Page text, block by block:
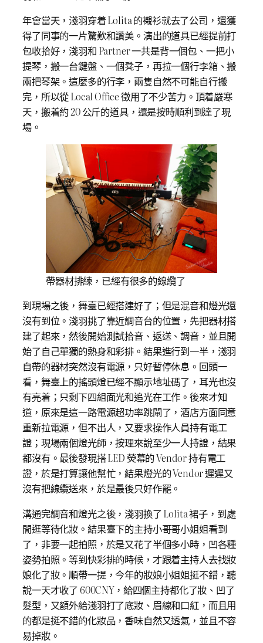
年會當天，淺羽穿着 Lolita 的襯衫就去了公司，還獲
得了同事的一片驚歎和讚美。演出的道具已經提前打
包收拾好，淺羽和 Partner 一共是背一個包、一把小
提琴，搬一台鍵盤、一個凳子，再拉一個行李箱、搬
兩把琴架。這麼多的行李，兩隻自然不可能自行搬
完，所以從 Local Office 徵用了不少苦力。頂着嚴寒
天，搬着約 20 公斤的道具，還是按時順利到達了現
場。
帶器材排練，已經有很多的線纜了
到現場之後，舞臺已經搭建好了；但是混音和燈光還
沒有到位。淺羽挑了靠近調音台的位置，先把器材搭
建了起來，然後開始測試拾音、返送、調音，並且開
始了自己單獨的熱身和彩排。結果進行到一半，淺羽
自帶的器材突然沒有電源，只好暫停休息。回頭一
看，舞臺上的搖頭燈已經不顯示地址碼了，耳光也沒
有亮着；只剩下四組面光和追光在工作。後來才知
道，原來是這一路電源超功率跳閘了，酒店方面同意
重新拉電源，但不出人，又要求操作人員持有電工
證；現場兩個燈光師，按理來說至少一人持證，結果
都沒有。最後發現搭 LED 熒幕的 Vendor 持有電工
證，於是打算讓他幫忙，結果燈光的 Vendor 遲遲又
沒有把線纜送來，於是最後只好作罷。
溝通完調音和燈光之後，淺羽換了 Lolita 裙子，到處
閒逛等待化妝。結果臺下的主持小哥哥小姐姐看到
了，非要一起拍照，於是又花了半個多小時，凹各種
姿勢拍照。等到快彩排的時候，才跟着主持人去找妝
娘化了妝。順帶一提，今年的妝娘小姐姐挺不錯，聽
說一天才收了 600CNY，給四個主持都化了妝、凹了
髮型，又額外給淺羽打了底妝、眉線和口紅，而且用
的都是挺不錯的化妝品，香味自然又透氣，並且不容
易掉妝。